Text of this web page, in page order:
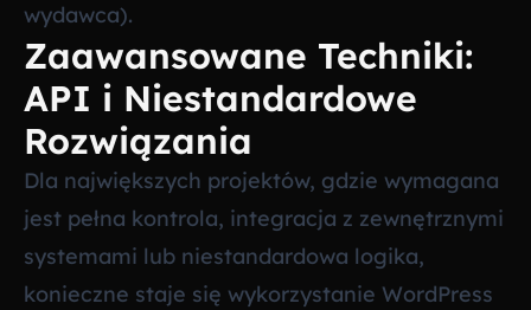
wydawca).
Zaawansowane Techniki:
API i Niestandardowe
Rozwiązania
Dla największych projektów, gdzie wymagana
jest pełna kontrola, integracja z zewnętrznymi
systemami lub niestandardowa logika,
konieczne staje się wykorzystanie WordPress